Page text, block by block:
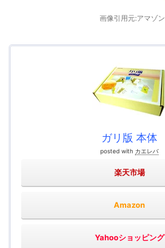
画像引用元:アマゾン
ガリ版 本体
posted with カエレバ
楽天市場
Amazon
Yahooショッピング